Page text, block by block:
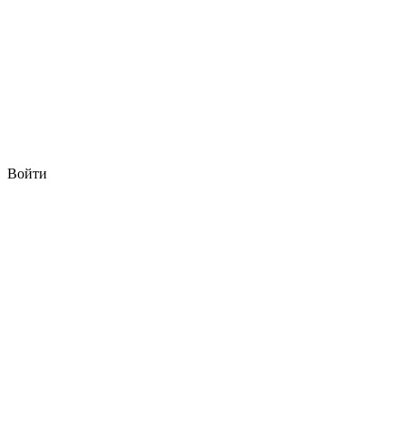
Войти